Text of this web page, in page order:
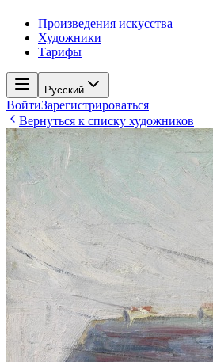
Произведения искусства
Художники
Тарифы
Русский
ВойтиЗарегистрироваться
Вернуться к списку художников